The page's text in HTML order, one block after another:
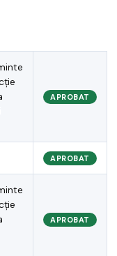
APROBAT
APROBAT
APROBAT